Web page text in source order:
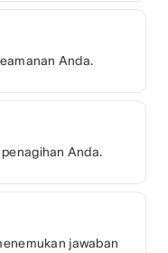
Anda.
Anda.
jawaban